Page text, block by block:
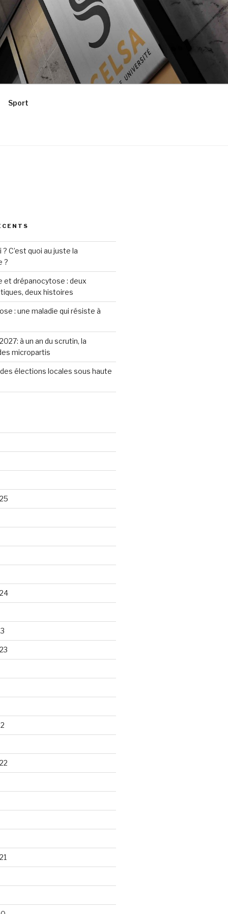
Sport
C’est quoi au juste la
?
et drépanocytose : deux
deux histoires
: une maladie qui résiste à
à un an du scrutin, la
micropartis
des élections locales sous haute